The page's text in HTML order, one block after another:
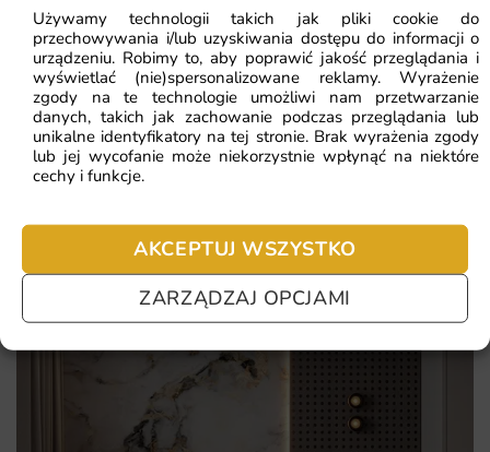
Używamy technologii takich jak pliki cookie do
przechowywania i/lub uzyskiwania dostępu do informacji o
urządzeniu. Robimy to, aby poprawić jakość przeglądania i
wyświetlać (nie)spersonalizowane reklamy. Wyrażenie
zgody na te technologie umożliwi nam przetwarzanie
danych, takich jak zachowanie podczas przeglądania lub
unikalne identyfikatory na tej stronie. Brak wyrażenia zgody
lub jej wycofanie może niekorzystnie wpłynąć na niektóre
cechy i funkcje.
AKCEPTUJ WSZYSTKO
ZARZĄDZAJ OPCJAMI
gwarantują, że efekt końcowy zachwyca i służy przez wiele
lat.
Najważniejsze atuty tej fototapety to:
przemyślana kompozycja, która nie nudzi się po kilku
tygodniach
łatwy montaż nawet dla osób bez doświadczenia
darmowa dostawa od określonej wartości zamówienia
Najczęściej zadawane pytania
Pomagamy i doradzamy przy każdym zakupie. Ale jeżeli
nie chcesz czekać – sprawdź najczęściej zadawane pytania.